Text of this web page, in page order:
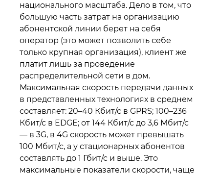
национального масштаба. Дело в том, что
большую часть затрат на организацию
абонентской линии берет на себя
оператор (это может позволить себе
только крупная организация), клиент же
платит лишь за проведение
распределительной сети в дом.
Максимальная скорость передачи данных
в представленных технологиях в среднем
составляет: 20–40 Кбит/с в GPRS; 100–236
Кбит/с в EDGE; от 144 Кбит/с до 3,6 Мбит/с
— в 3G, в 4G скорость может превышать
100 Мбит/с, а у стационарных абонентов
составлять до 1 Гбит/с и выше. Это
максимальные показатели скорости, чаще